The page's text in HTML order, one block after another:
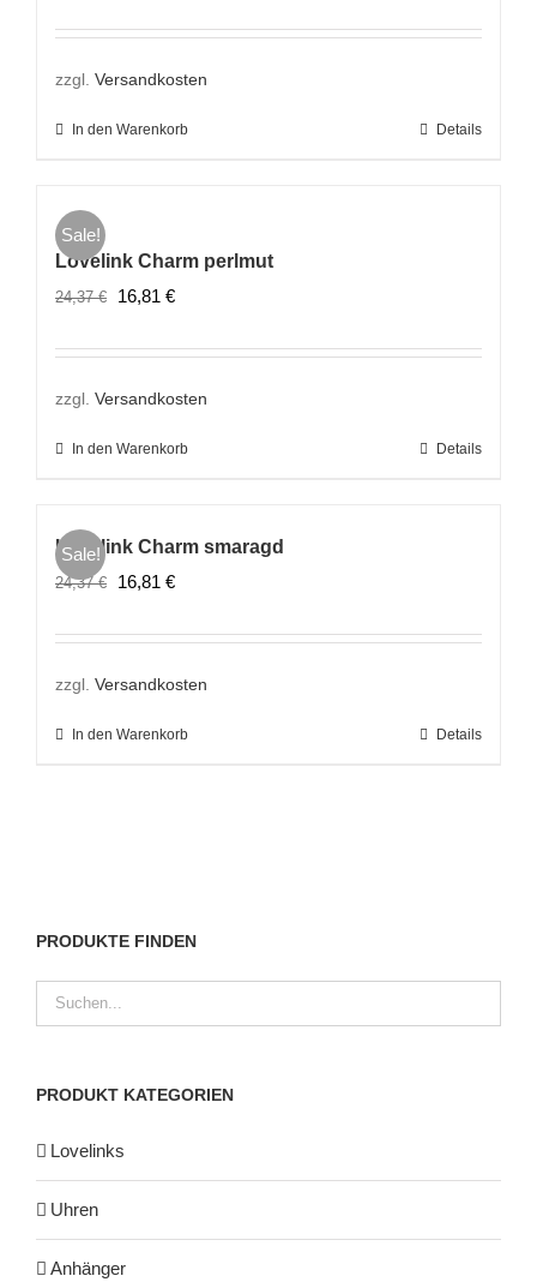
war:
24,37 €
ist:
16,81 €.
zzgl. Versandkosten
In den Warenkorb Details
Sale!
Lovelink Charm perlmut
24,37€
Ursprünglicher
war:
24,37 €
16,81 €Aktueller
ist:
16,81 €.
zzgl. Versandkosten
In den Warenkorb Details
Sale!
Lovelink Charm smaragd
24,37€
Ursprünglicher
war:
24,37 €
16,81 €Aktueller
ist:
16,81 €.
zzgl. Versandkosten
In den Warenkorb Details
PRODUKTE FINDEN
PRODUKT KATEGORIEN
Lovelinks
Uhren
Anhänger